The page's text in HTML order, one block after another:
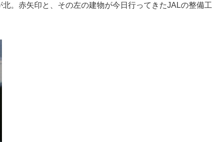
。赤矢印と、その左の建物が今日行ってきたJALの整備工